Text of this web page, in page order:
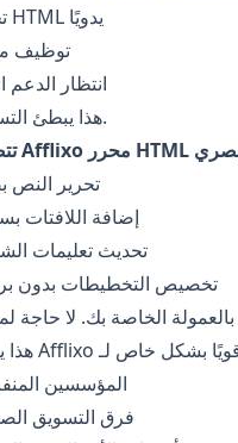
تحرير HTML يدويًا
توظيف
انتظار الدعم
هذا يبطئ التسويق.
تحرير النص
إضافة اللافتات
تحديث تعليمات
تخصيص التخطيطات بدون
المؤسسين
فرق التسويق